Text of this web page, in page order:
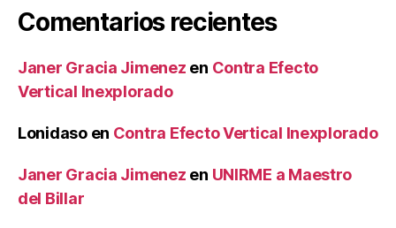
Comentarios recientes
Janer Gracia Jimenez en Contra Efecto
Vertical Inexplorado
Lonidasoen Contra Efecto Vertical Inexplorado
Janer Gracia Jimenez en UNIRME a Maestro
del Billar